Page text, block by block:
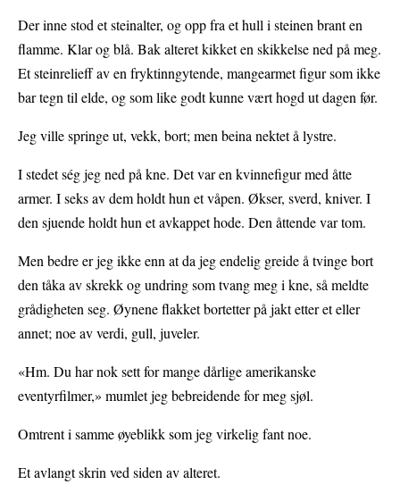
Der inne stod et steinalter, og opp fra et hull i steinen brant en
flamme. Klar og blå. Bak alteret kikket en skikkelse ned på meg.
Et steinrelieff av en fryktinngytende, mangearmet figur som ikke
bar tegn til elde, og som like godt kunne vært hogd ut dagen før.
Jeg ville springe ut, vekk, bort; men beina nektet å lystre.
I stedet ség jeg ned på kne. Det var en kvinnefigur med åtte
armer. I seks av dem holdt hun et våpen. Økser, sverd, kniver. I
den sjuende holdt hun et avkappet hode. Den åttende var tom.
Men bedre er jeg ikke enn at da jeg endelig greide å tvinge bort
den tåka av skrekk og undring som tvang meg i kne, så meldte
grådigheten seg. Øynene flakket bortetter på jakt etter et eller
annet; noe av verdi, gull, juveler.
«Hm. Du har nok sett for mange dårlige amerikanske
eventyrfilmer,» mumlet jeg bebreidende for meg sjøl.
Omtrent i samme øyeblikk som jeg virkelig fant noe.
Et avlangt skrin ved siden av alteret.